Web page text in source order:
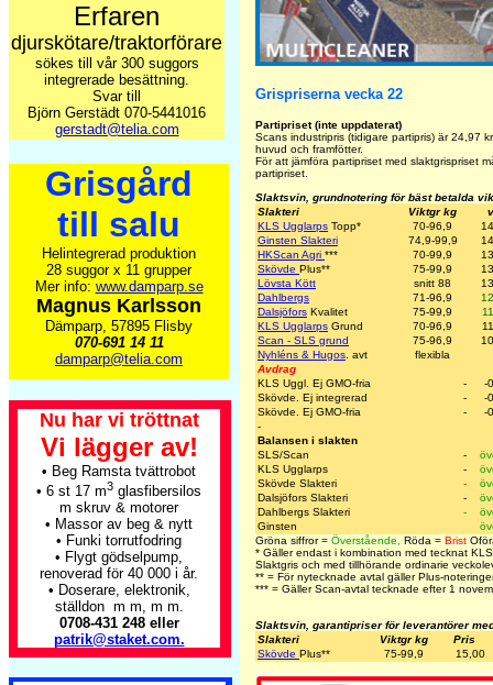
Erfaren
djurskötare/traktorförare
sökes till vår 300 suggors
integrerade besättning.
Svar till
Björn Gerstädt 070-5441016
gerstadt@telia.com
Grisgård
till salu
Helintegrerad produktion
28 suggor x 11 grupper
Mer info: www.damparp.se
Magnus Karlsson
Dämparp, 57895 Flisby
070-691 14 11
damparp@telia.com
Nu har vi tröttnat
Vi lägger av!
• Beg Ramsta tvättrobot
• 6 st 17 m3 glasfibersilos
m skruv & motorer
• Massor av beg & nytt
• Funki torrutfodring
• Flygt gödselpump,
renoverad för 40 000 i år.
• Doserare, elektronik,
ställdon m m, m m.
0708-431 248 eller
patrik@staket.com.
Grispriserna vecka 22
Partipriset (inte uppdaterat)
Scans industripris (tidigare partipris) är24,97
huvud och framfötter.
För att jämföra partipriset med slaktgrispriset
partipriset.
Slaktsvin, grundnotering för bäst betalda
Slakteri
Viktgr kg
KLS Ugglarps Topp* 70-96,9
Ginsten Slakteri
74,9-99,9
HKScan Agri *** 70-99,9
Skövde Plus** 75-99,9
Lövsta Kött
snitt 88
Dahlbergs
71-96,9
Dalsjöfors Kvalitet 75-99,9
KLS Ugglarps Grund 70-96,9
Scan - SLS grund
75-96,9
Nyhléns & Hugos . avt
flexibla
Avdrag
KLS Uggl. Ej GMO-fria
-
-
Skövde. Ej integrerad
-
-
Skövde. Ej GMO-fria
-
-
-
Balansen i slakten
SLS/Scan
-
KLS Ugglarps
-
Skövde Slakteri
-
Dalsjöfors Slakteri
-
Dahlbergs Slakteri
-
Ginsten
Gröna siffror = Överstående, Röda = Brist
* Gäller endast i kombination med tecknat
Slaktgris och med tillhörande ordinarie
** = För nytecknade avtal gäller Plus-
*** = Gäller Scan-avtal tecknade efter 1
Slaktsvin, garantipriser för leverantörer
Slakteri
Viktgr kg
Pris
Skövde Plus** 75-99,9 15,00